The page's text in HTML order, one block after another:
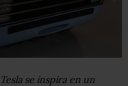
se inspira en un